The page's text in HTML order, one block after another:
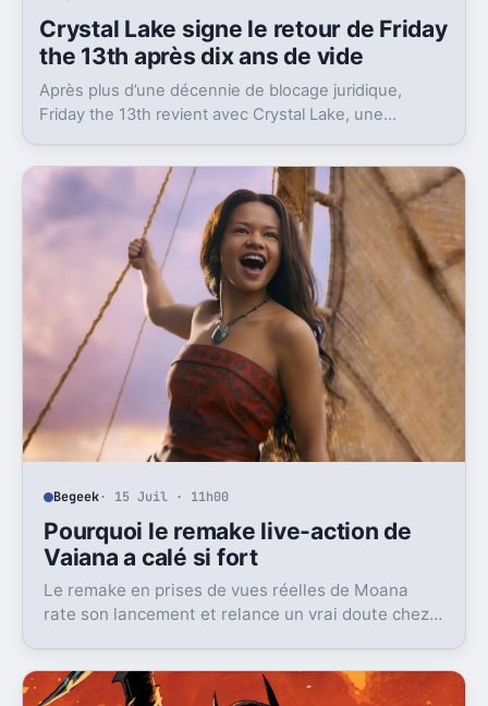
Crystal Lake signe le retour de Friday
the 13th après dix ans de vide
Après plus d’une décennie de blocage juridique,
Friday the 13th revient avec Crystal Lake, une
décor.
Begeek· 15 Juil · 11h00
Pourquoi le remake live-action de
Vaiana a calé si fort
Le remake en prises de vues réelles de Moana
rate son lancement et relance un vrai doute chez